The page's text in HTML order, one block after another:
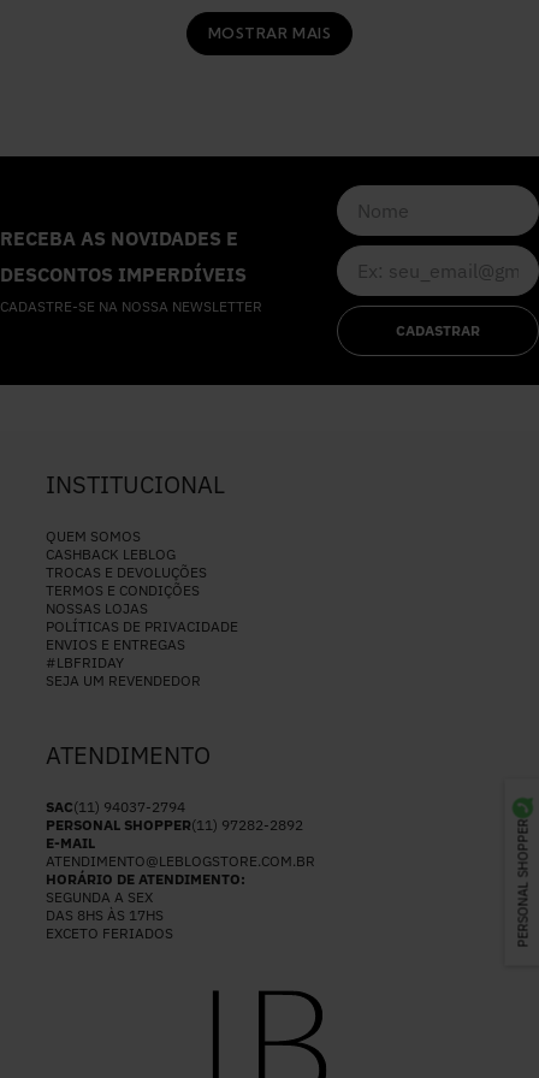
PERSONAL SHOPPER
MOSTRAR MAIS
RECEBA AS NOVIDADES E
DESCONTOS IMPERDÍVEIS
CADASTRE-SE NA NOSSA NEWSLETTER
CADASTRAR
INSTITUCIONAL
QUEM SOMOS
CASHBACK LEBLOG
TROCAS E DEVOLUÇÕES
TERMOS E CONDIÇÕES
NOSSAS LOJAS
POLÍTICAS DE PRIVACIDADE
ENVIOS E ENTREGAS
#LBFRIDAY
SEJA UM REVENDEDOR
ATENDIMENTO
SAC(11) 94037-2794
PERSONAL SHOPPER(11) 97282-2892
E-MAIL
ATENDIMENTO@LEBLOGSTORE.COM.BR
HORÁRIO DE ATENDIMENTO:
SEGUNDA A SEX
DAS 8HS ÀS 17HS
EXCETO FERIADOS